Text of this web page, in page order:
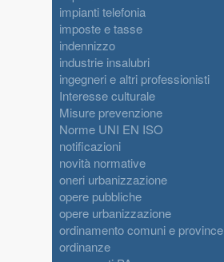
impianti telefonia
imposte e tasse
indennizzo
industrie insalubri
ingegneri e altri professionisti
Interesse culturale
Misure prevenzione
Norme UNI EN ISO
notificazioni
novità normative
oneri urbanizzazione
opere pubbliche
opere urbanizzazione
ordinamento comuni e province
ordinanze